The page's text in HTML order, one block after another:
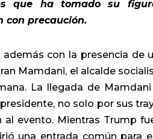
que ha tomado su
con precaución.
con la presencia de
Mamdani, el alcalde
La llegada de
no solo por sus
al evento. Mientras Trump
una entrada común para